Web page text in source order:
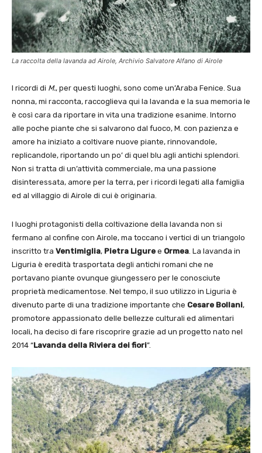
La raccolta della lavanda ad Airole, Archivio Salvatore Alfano di Airole
I ricordi di M., per questi luoghi, sono come un’Araba Fenice. Sua
nonna, mi racconta, raccoglieva qui la lavanda e la sua memoria le
è così cara da riportare in vita una tradizione esanime. Intorno
alle poche piante che si salvarono dal fuoco, M. con pazienza e
amore ha iniziato a coltivare nuove piante, rinnovandole,
replicandole, riportando un po’ di quel blu agli antichi splendori.
Non si tratta di un’attività commerciale, ma una passione
disinteressata, amore per la terra, per i ricordi legati alla famiglia
ed al villaggio di Airole di cui è originaria.
I luoghi protagonisti della coltivazione della lavanda non si
fermano al confine con Airole, ma toccano i vertici di un triangolo
inscritto tra Ventimiglia, Pietra Ligure e Ormea . La lavanda in
Liguria è eredità trasportata degli antichi romani che ne
portavano piante ovunque giungessero per le conosciute
proprietà medicamentose. Nel tempo, il suo utilizzo in Liguria è
divenuto parte di una tradizione importante che Cesare Bollani,
promotore appassionato delle bellezze culturali ed alimentari
locali, ha deciso di fare riscoprire grazie ad un progetto nato nel
2014 “Lavanda della Riviera dei fiori”.